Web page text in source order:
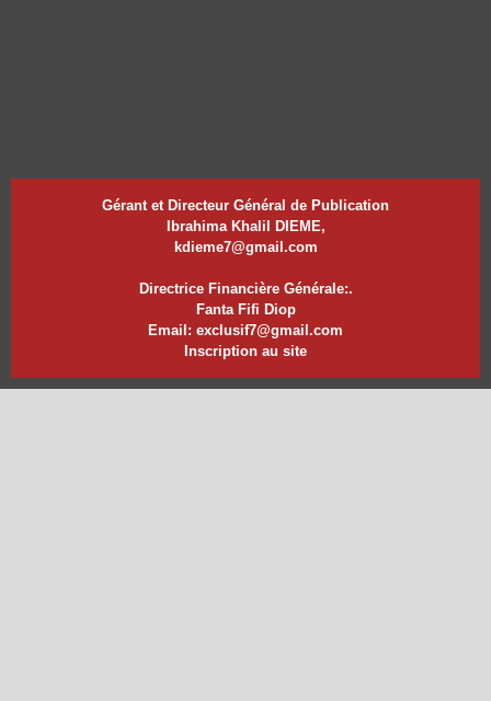
Gérant et Directeur Général de Publication
Ibrahima Khalil DIEME,
kdieme7@gmail.com
Directrice Financière Générale:.
Fanta Fifi Diop
Email: exclusif7@gmail.com
Inscription au site